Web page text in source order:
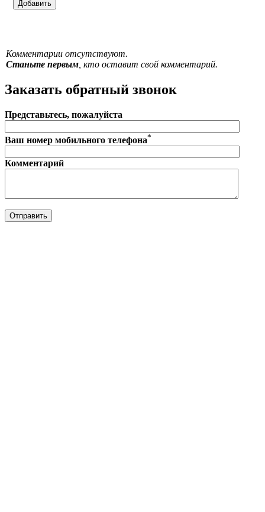
Комментарии отсутствуют.
Станьте первым, кто оставит свой комментарий.
Заказать обратный звонок
Представьтесь, пожалуйста
Ваш номер мобильного телефона*
Комментарий